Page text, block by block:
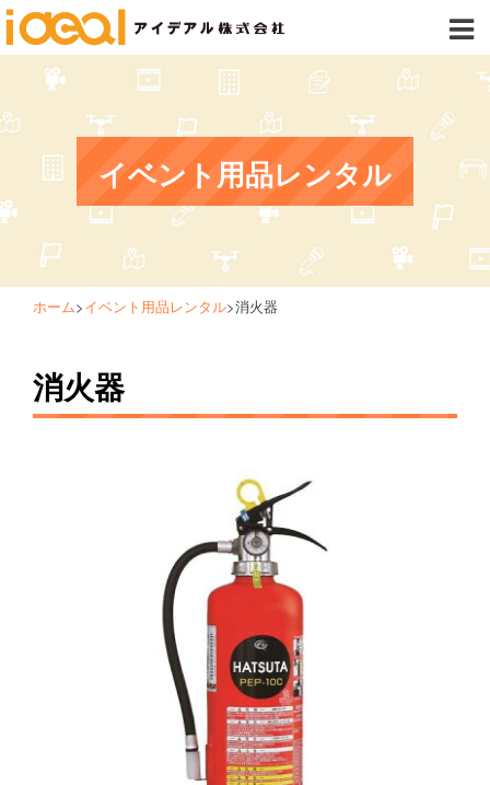
イベント用品レンタル
ホーム>イベント用品レンタル>消火器
消火器